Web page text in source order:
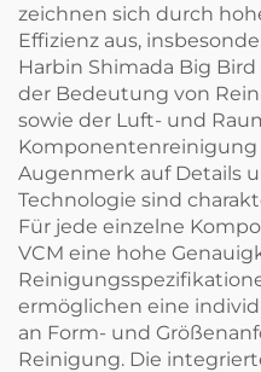
zeichnen sich durch
Effizienz aus,
Harbin Shimada Big
der Bedeutung von
sowie der Luft- und
Komponentenreinigung
Augenmerk auf Details
Technologie sind
Für jede einzelne
VCM eine hohe
ermöglichen eine
an Form- und
Reinigung. Die